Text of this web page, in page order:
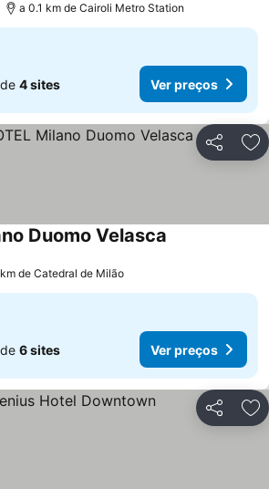
a 0.1 km de Cairoli Metro Station
4 sites Ver preços
Partilhar
Duomo Velasca
de Catedral de Milão
6 sites Ver preços
Partilhar